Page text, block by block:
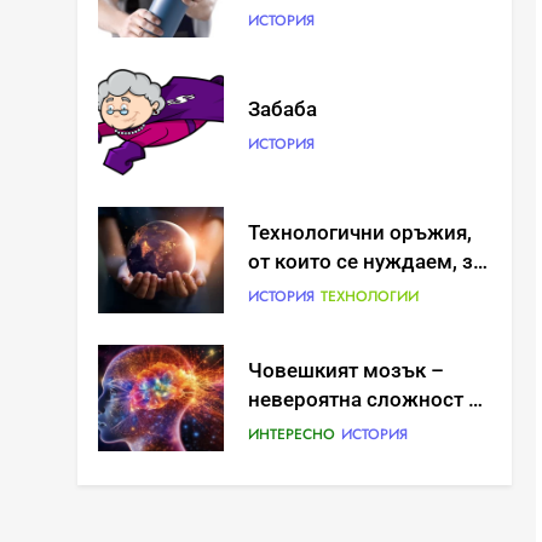
ИСТОРИЯ
Забаба
ИСТОРИЯ
Технологични оръжия,
от които се нуждаем, за
да се борим с
ИСТОРИЯ ТЕХНОЛОГИИ
Човешкият мозък –
невероятна сложност и
възможност
ИНТЕРЕСНО ИСТОРИЯ